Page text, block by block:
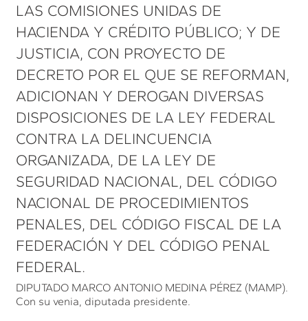
LAS COMISIONES UNIDAS DE
HACIENDA Y CRÉDITO PÚBLICO; Y DE
JUSTICIA, CON PROYECTO DE
DECRETO POR EL QUE SE REFORMAN,
ADICIONAN Y DEROGAN DIVERSAS
DISPOSICIONES DE LA LEY FEDERAL
CONTRA LA DELINCUENCIA
ORGANIZADA, DE LA LEY DE
SEGURIDAD NACIONAL, DEL CÓDIGO
NACIONAL DE PROCEDIMIENTOS
PENALES, DEL CÓDIGO FISCAL DE LA
FEDERACIÓN Y DEL CÓDIGO PENAL
FEDERAL.
DIPUTADO MARCO ANTONIO MEDINA PÉREZ (MAMP).
Con su venia, diputada presidente.